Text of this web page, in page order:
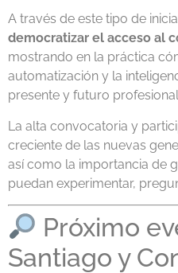
A través de este tipo de
democratizar el acceso al
mostrando en la práctica
automatización y la
presente y futuro
La alta convocatoria y
creciente de las nuevas
así como la importancia de
puedan experimentar,
Próximo
Santiago y